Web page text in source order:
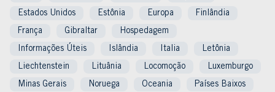
Estados Unidos Estônia Europa Finlândia
França Gibraltar Hospedagem
Informações Úteis Islândia Italia Letônia
Liechtenstein Lituânia Locomoção Luxemburgo
Minas Gerais Noruega Oceania Países Baixos